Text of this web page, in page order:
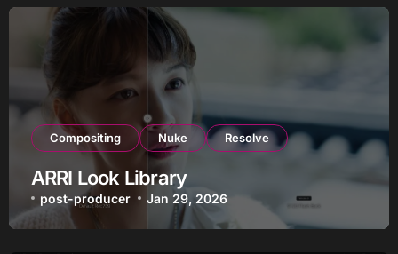
Compositing Nuke Resolve
ARRI Look Library
post-producer Jan 29, 2026